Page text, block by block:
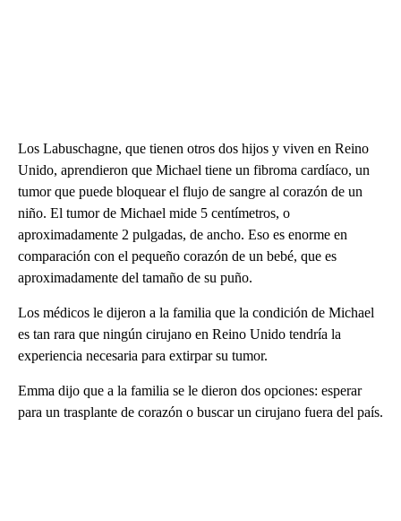
Los Labuschagne, que tienen otros dos hijos y viven en Reino
Unido, aprendieron que Michael tiene un fibroma cardíaco, un
tumor que puede bloquear el flujo de sangre al corazón de un
niño. El tumor de Michael mide 5 centímetros, o
aproximadamente 2 pulgadas, de ancho. Eso es enorme en
comparación con el pequeño corazón de un bebé, que es
aproximadamente del tamaño de su puño.
Los médicos le dijeron a la familia que la condición de Michael
es tan rara que ningún cirujano en Reino Unido tendría la
experiencia necesaria para extirpar su tumor.
Emma dijo que a la familia se le dieron dos opciones: esperar
para un trasplante de corazón o buscar un cirujano fuera del país.